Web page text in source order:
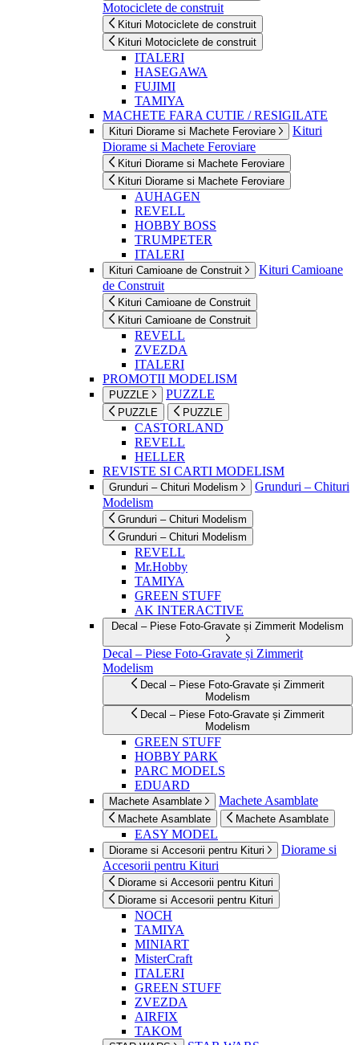
Motociclete de construit
Kituri Motociclete de construit
Kituri Motociclete de construit
ITALERI
HASEGAWA
FUJIMI
TAMIYA
MACHETE FARA CUTIE / RESIGILATE
Kituri Diorame si Machete Feroviare
Kituri
Diorame si Machete Feroviare
Kituri Diorame si Machete Feroviare
Kituri Diorame si Machete Feroviare
AUHAGEN
REVELL
HOBBY BOSS
TRUMPETER
ITALERI
Kituri Camioane de Construit
Kituri Camioane
de Construit
Kituri Camioane de Construit
Kituri Camioane de Construit
REVELL
ZVEZDA
ITALERI
PROMOTII MODELISM
PUZZLE PUZZLE
PUZZLE PUZZLE
CASTORLAND
REVELL
HELLER
REVISTE SI CARTI MODELISM
Grunduri – Chituri Modelism
Grunduri – Chituri
Modelism
Grunduri – Chituri Modelism
Grunduri – Chituri Modelism
REVELL
Mr.Hobby
TAMIYA
GREEN STUFF
AK INTERACTIVE
Decal – Piese Foto-Gravate și Zimmerit Modelism
Decal – Piese Foto-Gravate și Zimmerit
Modelism
Decal – Piese Foto-Gravate și Zimmerit
Modelism
Decal – Piese Foto-Gravate și Zimmerit
Modelism
GREEN STUFF
HOBBY PARK
PARC MODELS
EDUARD
Machete Asamblate Machete Asamblate
Machete Asamblate Machete Asamblate
EASY MODEL
Diorame si Accesorii pentru Kituri
Diorame si
Accesorii pentru Kituri
Diorame si Accesorii pentru Kituri
Diorame si Accesorii pentru Kituri
NOCH
TAMIYA
MINIART
MisterCraft
ITALERI
GREEN STUFF
ZVEZDA
AIRFIX
TAKOM